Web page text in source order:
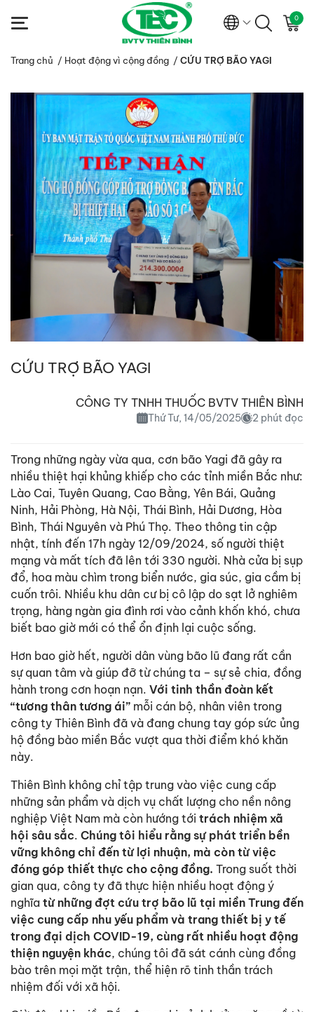
0
Trang chủ / Hoạt động vì cộng đồng / CỨU TRỢ BÃO YAGI
CỨU TRỢ BÃO YAGI
CÔNG TY TNHH THUỐC BVTV THIÊN BÌNH
Thứ Tư, 14/05/2025 2 phút đọc
Trong những ngày vừa qua, cơn bão Yagi đã gây ra
nhiều thiệt hại khủng khiếp cho các tỉnh miền Bắc như:
Lào Cai, Tuyên Quang, Cao Bằng, Yên Bái, Quảng
Ninh, Hải Phòng, Hà Nội, Thái Bình, Hải Dương, Hòa
Bình, Thái Nguyên và Phú Thọ. Theo thông tin cập
nhật, tính đến 17h ngày 12/09/2024, số người thiệt
mạng và mất tích đã lên tới 330 người. Nhà cửa bị sụp
đổ, hoa màu chìm trong biển nước, gia súc, gia cầm bị
cuốn trôi. Nhiều khu dân cư bị cô lập do sạt lở nghiêm
trọng, hàng ngàn gia đình rơi vào cảnh khốn khó, chưa
biết bao giờ mới có thể ổn định lại cuộc sống.
Hơn bao giờ hết, người dân vùng bão lũ đang rất cần
sự quan tâm và giúp đỡ từ chúng ta – sự sẻ chia, đồng
hành trong cơn hoạn nạn. Với tinh thần đoàn kết
“tương thân tương ái” mỗi cán bộ, nhân viên trong
công ty Thiên Bình đã và đang chung tay góp sức ủng
hộ đồng bào miền Bắc vượt qua thời điểm khó khăn
này.
Thiên Bình không chỉ tập trung vào việc cung cấp
những sản phẩm và dịch vụ chất lượng cho nền nông
nghiệp Việt Nam mà còn hướng tới trách nhiệm xã
hội sâu sắc. Chúng tôi hiểu rằng sự phát triển bền
vững không chỉ đến từ lợi nhuận, mà còn từ việc
đóng góp thiết thực cho cộng đồng. Trong suốt thời
gian qua, công ty đã thực hiện nhiều hoạt động ý
nghĩa từ những đợt cứu trợ bão lũ tại miền Trung đến
việc cung cấp nhu yếu phẩm và trang thiết bị y tế
trong đại dịch COVID-19, cùng rất nhiều hoạt động
thiện nguyện khác, chúng tôi đã sát cánh cùng đồng
bào trên mọi mặt trận, thể hiện rõ tinh thần trách
nhiệm đối với xã hội.